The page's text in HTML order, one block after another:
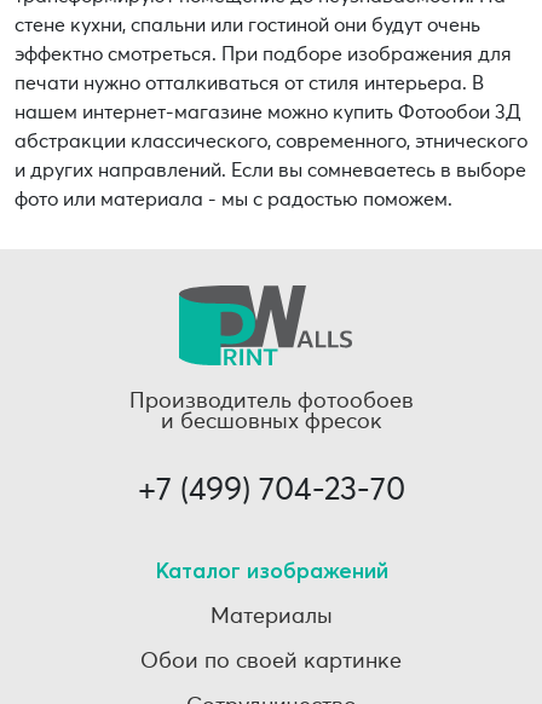
стене кухни, спальни или гостиной они будут очень
эффектно смотреться. При подборе изображения для
печати нужно отталкиваться от стиля интерьера. В
нашем интернет-магазине можно купить Фотообои 3Д
абстракции классического, современного, этнического
и других направлений. Если вы сомневаетесь в выборе
фото или материала - мы с радостью поможем.
Производитель фотообоев
и бесшовных фресок
+7 (499) 704-23-70
Каталог изображений
Материалы
Обои по своей картинке